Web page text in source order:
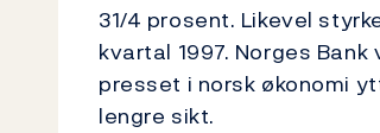
31/4 prosent. Likevel
kvartal 1997. Norges
presset i norsk økonomi
lengre sikt.